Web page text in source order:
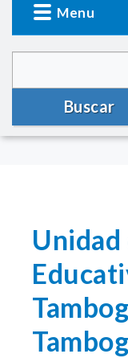
Menu
Buscar